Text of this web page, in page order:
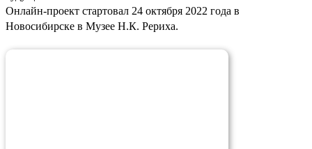
Онлайн-проект стартовал 24 октября 2022 года в
Новосибирске в Музее Н.К. Рериха.